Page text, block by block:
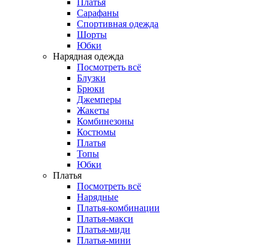
Сарафаны
Спортивная одежда
Шорты
Юбки
Нарядная одежда
Посмотреть всё
Блузки
Брюки
Джемперы
Жакеты
Комбинезоны
Костюмы
Платья
Топы
Юбки
Платья
Посмотреть всё
Нарядные
Платья-комбинации
Платья-макси
Платья-миди
Платья-мини